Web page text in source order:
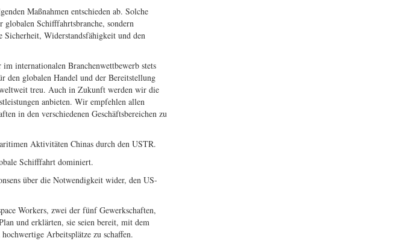
Maßnahmen entschieden ab. Solche
Schifffahrtsbranche, sondern
Sicherheit, Widerstandsfähigkeit und den
internationalen Branchenwettbewerb stets
den globalen Handel und der Bereitstellung
treu. Auch in Zukunft werden wir die
anbieten. Wir empfehlen allen
in den verschiedenen Geschäftsbereichen zu
Aktivitäten Chinas durch den USTR.
Schifffahrt dominiert.
über die Notwendigkeit wider, den US-
Workers, zwei der fünf Gewerkschaften,
und erklärten, sie seien bereit, mit dem
Arbeitsplätze zu schaffen.